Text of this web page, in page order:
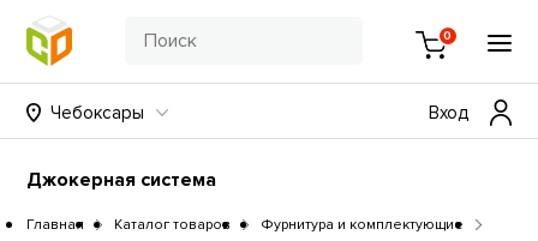
0
Чебоксары Вход
Джокерная система
Главная Каталог товаров
Фурнитура и комплектующие